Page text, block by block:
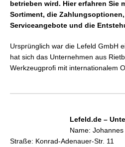
betrieben wird. Hier erfahren Sie
Sortiment, die
Serviceangebote und die
Ursprünglich war die Lefeld GmbH
hat sich das Unternehmen aus
Werkzeugprofi mit internationalem
Lefeld.de –
Name:
Straße: Konrad-Adenauer-Str. 11